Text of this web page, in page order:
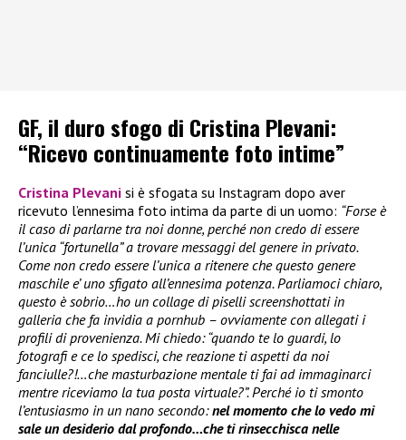
GF, il duro sfogo di Cristina Plevani:
“Ricevo continuamente foto intime”
Cristina Plevani si è sfogata su Instagram dopo aver
ricevuto l’ennesima foto intima da parte di un uomo: “Forse è
il caso di parlarne tra noi donne, perché non credo di essere
l’unica “fortunella” a trovare messaggi del genere in privato.
Come non credo essere l’unica a ritenere che questo genere
maschile e’ uno sfigato all’ennesima potenza. Parliamoci chiaro,
questo è sobrio…ho un collage di piselli screenshottati in
galleria che fa invidia a pornhub – ovviamente con allegati i
profili di provenienza. Mi chiedo: “quando te lo guardi, lo
fotografi e ce lo spedisci, che reazione ti aspetti da noi
fanciulle?!…che masturbazione mentale ti fai ad immaginarci
mentre riceviamo la tua posta virtuale?”. Perché io ti smonto
l’entusiasmo in un nano secondo:nel momento che lo vedo mi
sale un desiderio dal profondo…che ti rinsecchisca nelle